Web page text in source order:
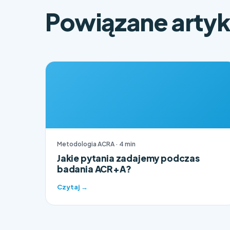
Powiązane
Metodologia ACRA · 4 min
Jakie pytania zadajemy podczas
badania ACR+A?
Czytaj →